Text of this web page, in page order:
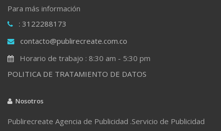
Para más información
: 3122288173
contacto@publirecreate.com.co
Horario de trabajo : 8:30 am - 5:30 pm
POLITICA DE TRATAMIENTO DE DATOS
Nosotros
Publirecreate Agencia de Publicidad .Servicio de Publicidad